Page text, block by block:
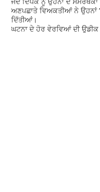
ਅਣਪਛਾਤੇ ਵਿਅਕਤੀਆਂ ਨੇ ਉਹਨਾਂ
ਦਿੱਤੀਆਂ।
ਘਟਨਾ ਦੇ ਹੋਰ ਵੇਰਵਿਆਂ ਦੀ ਉਡੀਕ